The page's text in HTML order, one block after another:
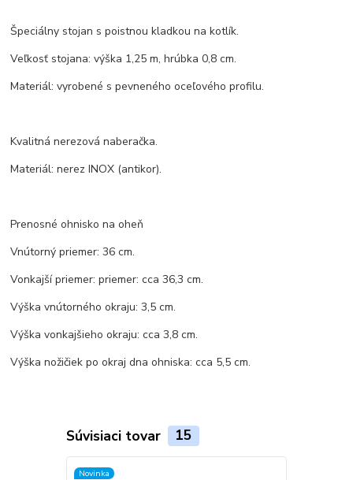
Špeciálny stojan s poistnou kladkou na kotlík.
Veľkosť stojana: výška 1,25 m, hrúbka 0,8 cm.
Materiál: vyrobené s pevneného oceľového profilu.
Kvalitná nerezová naberačka.
Materiál: nerez INOX (antikor).
Prenosné ohnisko na oheň
Vnútorný priemer: 36 cm.
Vonkajší priemer: priemer: cca 36,3 cm.
Výška vnútorného okraju: 3,5 cm.
Výška vonkajšieho okraju: cca 3,8 cm.
Výška nožičiek po okraj dna ohniska: cca 5,5 cm.
Súvisiaci tovar 15
Novinka